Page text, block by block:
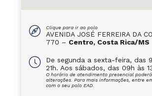
Clique para ir ao polo
AVENIDA JOSÉ FERREIRA DA
770 – Centro, Costa Rica/MS
De segunda a sexta-feira, das
21h. Aos sábados, das 09h às
O horário de atendimento presencial
alterações. Para mais informações, entre
com o seu polo EAD.